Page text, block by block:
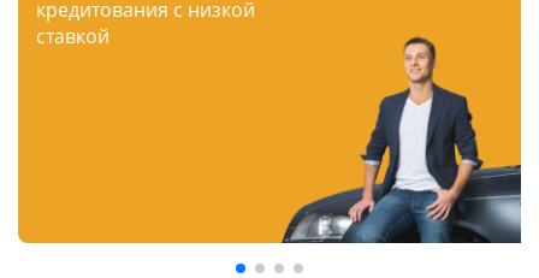
кредитования с низкой
ставкой